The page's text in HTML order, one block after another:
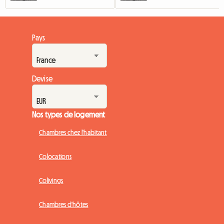
Pays
Devise
Nos types de logement
Chambres chez l'habitant
Colocations
Colivings
Chambres d'hôtes